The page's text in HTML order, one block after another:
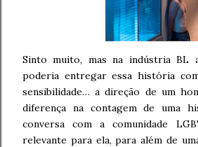
Sinto muito, mas na indústria BL
poderia entregar essa história
sensibilidade… a direção de um
diferença na contagem de uma
conversa com a comunidade
relevante para ela, para além de